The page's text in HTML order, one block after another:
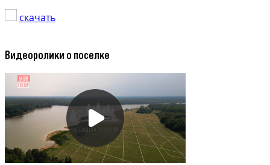
скачать
Видеоролики о поселке